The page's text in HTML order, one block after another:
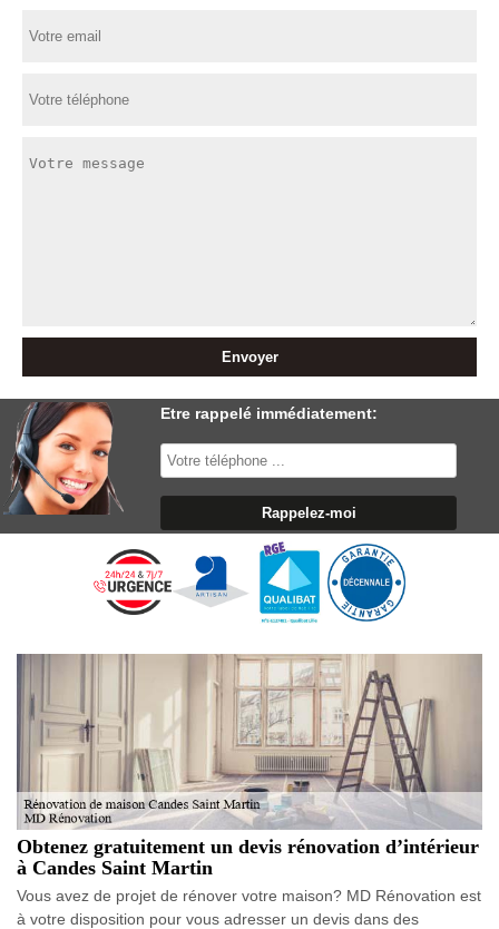
Etre rappelé immédiatement:
Obtenez gratuitement un devis rénovation d’intérieur
à Candes Saint Martin
Vous avez de projet de rénover votre maison? MD Rénovation est
à votre disposition pour vous adresser un devis dans des